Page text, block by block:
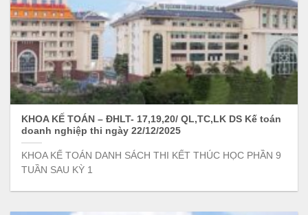
KHOA KẾ TOÁN – ĐHLT- 17,19,20/ QL,TC,LK DS Kế toán
doanh nghiệp thi ngày 22/12/2025
KHOA KẾ TOÁN DANH SÁCH THI KẾT THÚC HỌC PHẦN 9
TUẦN SAU KỲ 1